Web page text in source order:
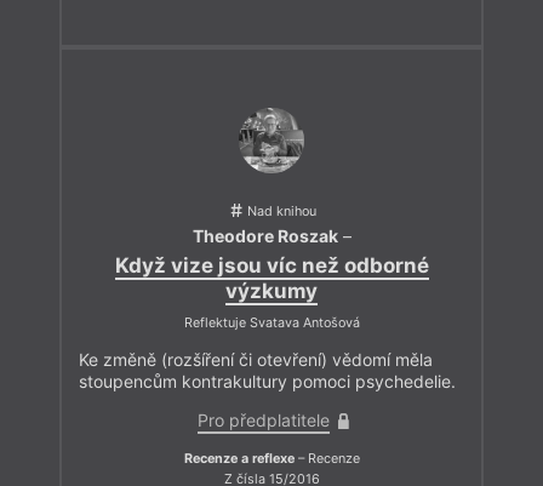
Nad knihou
Theodore Roszak–
Když vize jsou víc než odborné
výzkumy
Reflektuje Svatava Antošová
Ke změně (rozšíření či otevření) vědomí měla
stoupencům kontrakultury pomoci psychedelie.
Pro předplatitele
Recenze a reflexe– Recenze
Z čísla 15/2016